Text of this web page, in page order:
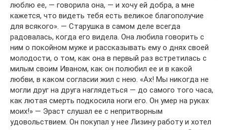
люблю ее, — говорила она, — и хочу ей добра, а мне
кажется, что видеть тебя есть великое благополучие
для всякого». — Старушка в самом деле всегда
радовалась, когда его видела. Она любила говорить с
ним о покойном муже и рассказывать ему о днях своей
молодости, о том, как она в первый раз встретилась с
милым своим Иваном, как он полюбил ее и в какой
любви, в каком согласии жил с нею. «Ах! Мы никогда не
могли друг на друга наглядеться — до самого того часа,
как лютая смерть подкосила ноги его. Он умер на руках
моих!» — Эраст слушал ее с непритворным
удовольствием. Он покупал у нее Лизину работу и хотел